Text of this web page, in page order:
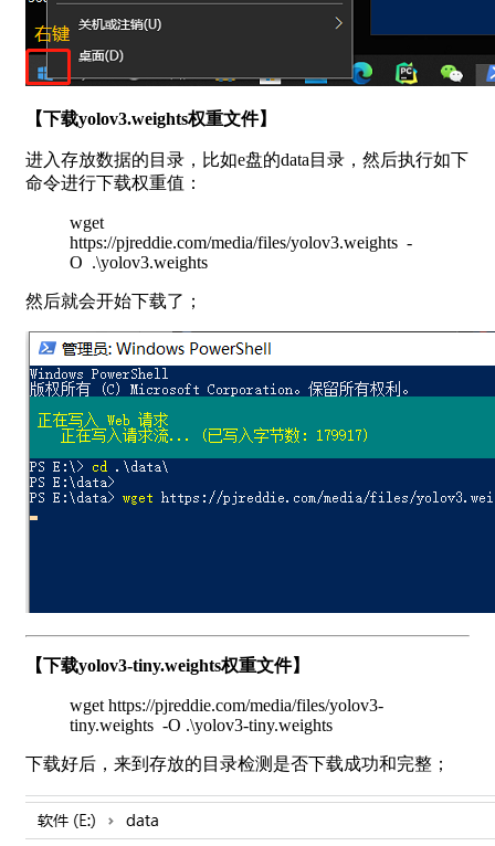
【下载yolov3.weights权重文件】
进入存放数据的目录，比如e盘的data目录，然后执行如下
命令进行下载权重值：
wget
https://pjreddie.com/media/files/yolov3.weights -
O .\yolov3.weights
然后就会开始下载了；
【下载yolov3-tiny.weights权重文件】
wget https://pjreddie.com/media/files/yolov3-
tiny.weights -O .\yolov3-tiny.weights
下载好后，来到存放的目录检测是否下载成功和完整；